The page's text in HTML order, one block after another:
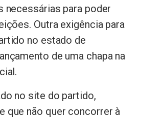
necessárias para poder
Outra exigência para
no estado de
de uma chapa na
no site do partido,
que não quer concorrer à